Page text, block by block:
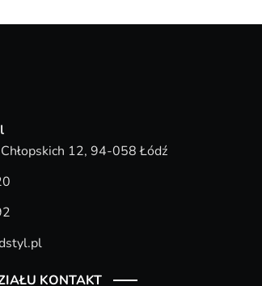
12, 94-058 Łódź
KONTAKT